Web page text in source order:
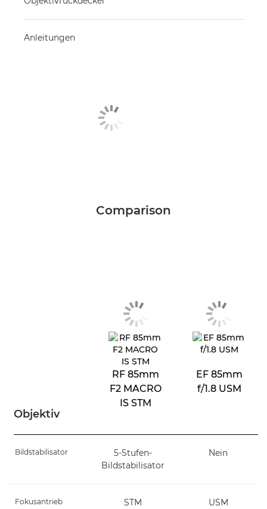
Anleitungen
Comparison
Objektiv
RF 85mm
F2 MACRO
IS STM
EF 85mm
f/1.8 USM
Bildstabilisator
5-Stufen-
Bildstabilisator
Nein
Fokusantrieb STM USM